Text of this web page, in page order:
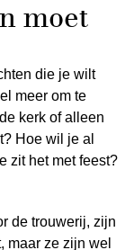
moet
die je wilt
meer om te
kerk of alleen
Hoe wil je al
zit het met feest?
de trouwerij, zijn
maar ze zijn wel